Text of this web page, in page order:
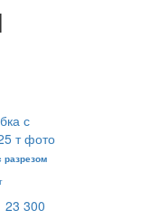
разрезом
23 300